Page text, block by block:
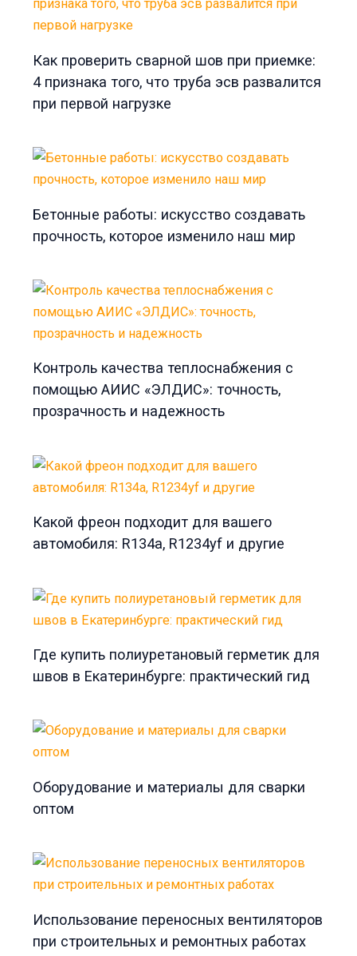
Как проверить сварной шов при приемке:
4 признака того, что труба эсв развалится
при первой нагрузке
Бетонные работы: искусство создавать
прочность, которое изменило наш мир
Контроль качества теплоснабжения с
помощью АИИС «ЭЛДИС»: точность,
прозрачность и надежность
Какой фреон подходит для вашего
автомобиля: R134a, R1234yf и другие
Где купить полиуретановый герметик для
швов в Екатеринбурге: практический гид
Оборудование и материалы для сварки
оптом
Использование переносных вентиляторов
при строительных и ремонтных работах